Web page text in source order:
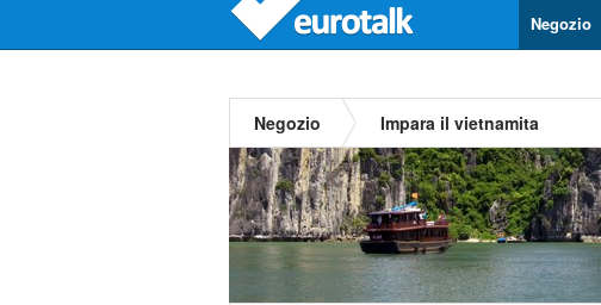
Negozio
Negozio Impara il vietnamita